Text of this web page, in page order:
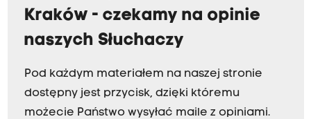
Kraków - czekamy na opinie
naszych Słuchaczy
Pod każdym materiałem na naszej stronie
dostępny jest przycisk, dzięki któremu
możecie Państwo wysyłać maile z opiniami.